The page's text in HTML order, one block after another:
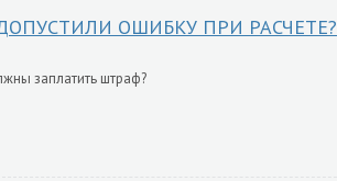
ОШИБКУ ПРИ РАСЧЕТЕ?
заплатить штраф?